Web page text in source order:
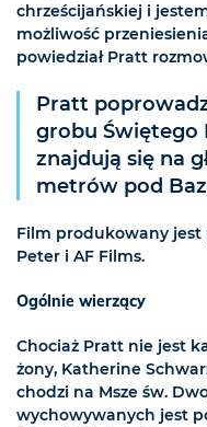
chrześcijańskiej i
możliwość
powiedział Pratt
Pratt
grobu Świętego
znajdują się na
metrów pod
Film produkowany jest
Peter i AF Films.
Ogólnie wierzący
Chociaż Pratt nie jest
żony, Katherine
chodzi na Msze św.
wychowywanych jest